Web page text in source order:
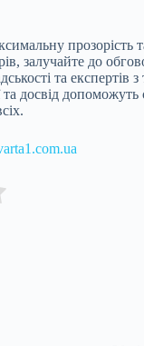
прозорість
залучайте до
та експертів
та досвід